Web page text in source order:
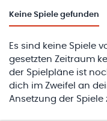
Keine Spiele gefunden
Es sind keine Spiele
gesetzten Zeitraum
der Spielpläne ist
dich im Zweifel an
Ansetzung der Spiele